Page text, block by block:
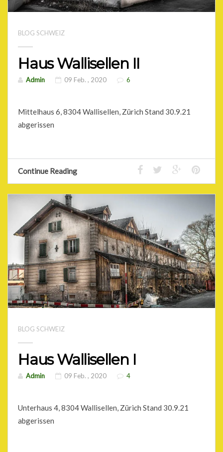
BLOG SCHWEIZ
Haus Wallisellen II
Admin 09 Feb. , 2020 6
Mittelhaus 6, 8304 Wallisellen, Zürich Stand 30.9.21
abgerissen
Continue Reading
BLOG SCHWEIZ
Haus Wallisellen I
Admin 09 Feb. , 2020 4
Unterhaus 4, 8304 Wallisellen, Zürich Stand 30.9.21
abgerissen